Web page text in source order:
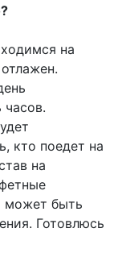
на
кто поедет на
на
может быть
Готовлюсь